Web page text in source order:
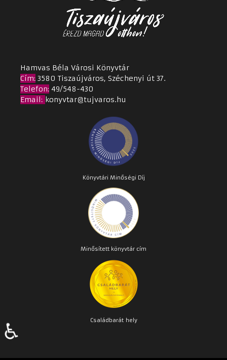
Hamvas Béla Városi Könyvtár
Cím: 3580 Tiszaújváros, Széchenyi út 37.
Telefon: 49/548-430
Email: konyvtar@tujvaros.hu
Könyvtári Minőségi Díj
Minősített könyvtár cím
Családbarát hely